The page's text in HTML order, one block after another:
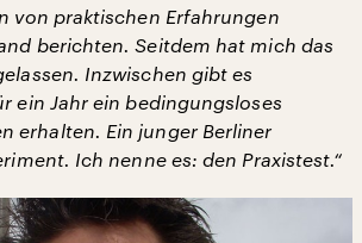
von praktischen Erfahrungen
berichten. Seitdem hat mich das
Inzwischen gibt es
ein Jahr ein bedingungsloses
erhalten. Ein junger Berliner
Ich nenne es: den Praxistest.“